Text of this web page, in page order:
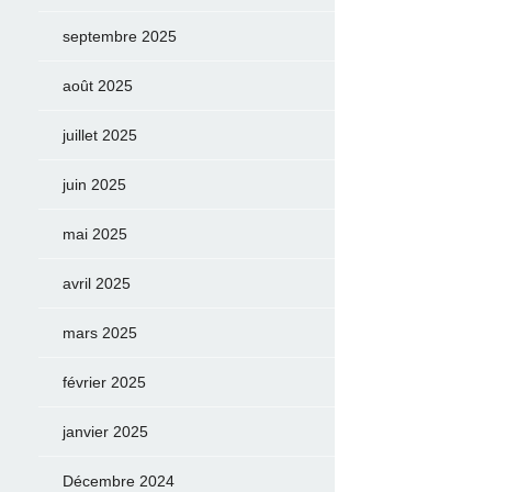
septembre 2025
août 2025
juillet 2025
juin 2025
mai 2025
avril 2025
mars 2025
février 2025
janvier 2025
Décembre 2024